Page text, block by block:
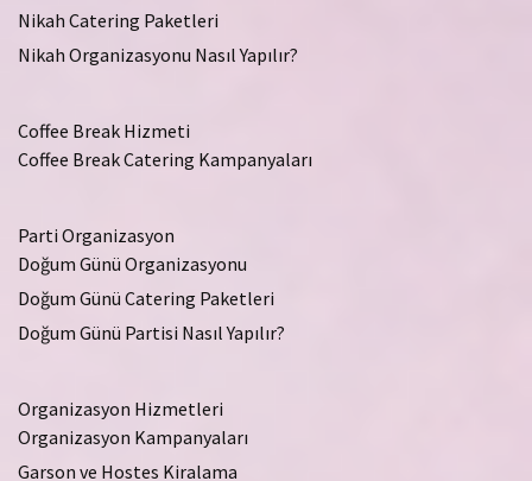
Nikah Catering Paketleri
Nikah Organizasyonu Nasıl Yapılır?
Coffee Break Hizmeti
Coffee Break Catering Kampanyaları
Parti Organizasyon
Doğum Günü Organizasyonu
Doğum Günü Catering Paketleri
Doğum Günü Partisi Nasıl Yapılır?
Organizasyon Hizmetleri
Organizasyon Kampanyaları
Garson ve Hostes Kiralama